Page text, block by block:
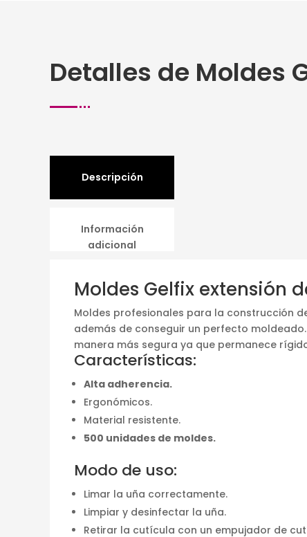
Detalles de Moldes
Descripción
Información
adicional
Moldes Gelfix extensión
Moldes profesionales para la construcción
además de conseguir un perfecto
manera más segura ya que permanece
Características:
Alta adherencia.
Ergonómicos.
Material resistente.
500 unidades de moldes.
Modo de uso:
Limar la uña correctamente.
Limpiar y desinfectar la uña.
Retirar la cutícula con un empujador de